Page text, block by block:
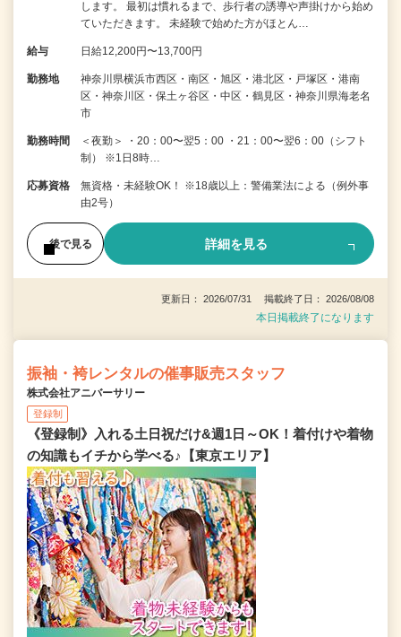
します。 最初は慣れるまで、歩行者の誘導や声掛けから始め
ていただきます。 未経験で始めた方がほとん…
給与 日給12,200円〜13,700円
勤務地
神奈川県横浜市西区・南区・旭区・港北区・戸塚区・港南
区・神奈川区・保土ヶ谷区・中区・鶴見区・神奈川県海老名
市
勤務時間
＜夜勤＞ ・20：00〜翌5：00 ・21：00〜翌6：00（シフト
制） ※1日8時…
応募資格
無資格・未経験OK！ ※18歳以上：警備業法による（例外事
由2号）
後で見る 詳細を見る
更新日： 2026/07/31 掲載終了日： 2026/08/08
本日掲載終了になります
振袖・袴レンタルの催事販売スタッフ
株式会社アニバーサリー
登録制
《登録制》入れる土日祝だけ&週1日～OK！着付けや着物
の知識もイチから学べる♪【東京エリア】